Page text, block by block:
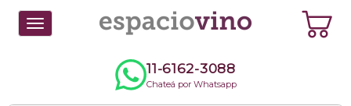
Toggle
navigation
11-6162-3088
Chateá por Whatsapp